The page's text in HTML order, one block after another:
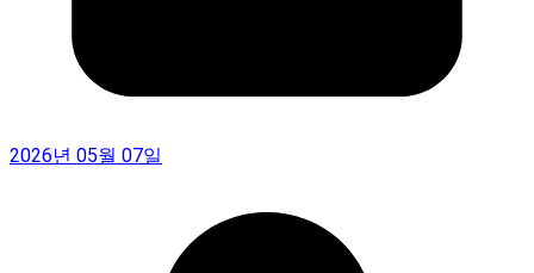
2026년 05월 07일